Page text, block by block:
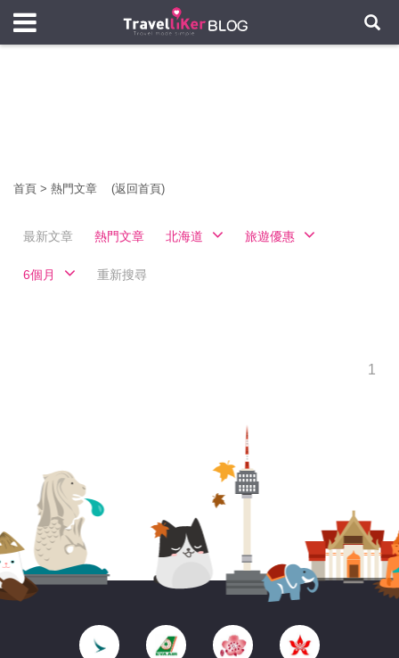
首頁 > 熱門文章 (返回首頁)
最新文章 熱門文章 北海道 旅遊優惠
6個月 重新搜尋
1